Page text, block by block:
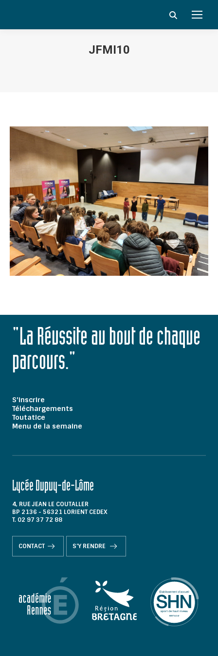
Search:
JFMI10
"La Réussite au bout de chaque
parcours."
S'inscrire
Téléchargements
Toutatice
Menu de la semaine
Lycée Dupuy-de-Lôme
4, RUE JEAN LE COUTALLER
BP 2136 - 56321 LORIENT CEDEX
T. 02 97 37 72 88
CONTACT S'Y RENDRE